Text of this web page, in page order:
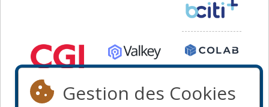
Gestion des Cookies